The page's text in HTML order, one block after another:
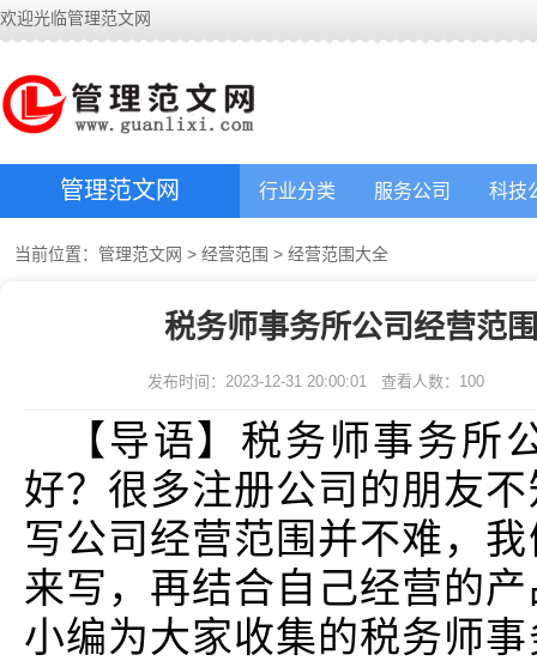
欢迎光临管理范文网
管理范文网 行业分类 服务公司 科技
当前位置： 管理范文网 > 经营范围 > 经营范围大全
税务师事务所公司经营范
发布时间：2023-12-31 20:00:01 查看人数： 100
【导语】税务师事务所
好？很多注册公司的朋友
写公司经营范围并不难，
来写，再结合自己经营的
小编为大家收集的税务师